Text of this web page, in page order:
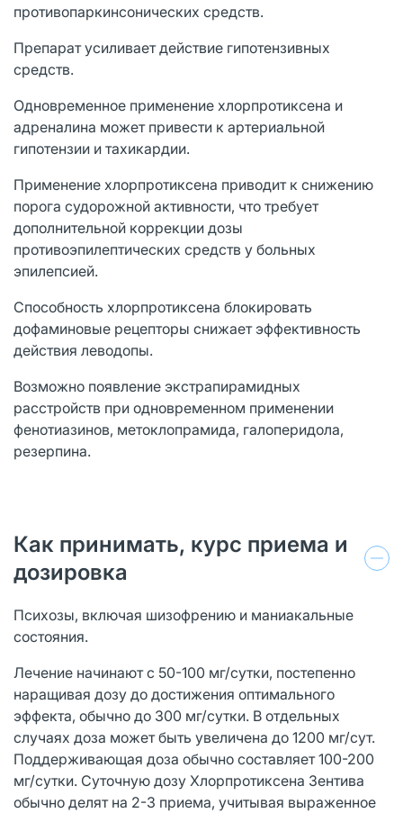
противопаркинсонических средств.
Препарат усиливает действие гипотензивных
средств.
Одновременное применение хлорпротиксена и
адреналина может привести к артериальной
гипотензии и тахикардии.
Применение хлорпротиксена приводит к снижению
порога судорожной активности, что требует
дополнительной коррекции дозы
противоэпилептических средств у больных
эпилепсией.
Способность хлорпротиксена блокировать
дофаминовые рецепторы снижает эффективность
действия леводопы.
Возможно появление экстрапирамидных
расстройств при одновременном применении
фенотиазинов, метоклопрамида, галоперидола,
резерпина.
Как принимать, курс приема и
дозировка
Психозы, включая шизофрению и маниакальные
состояния.
Лечение начинают с 50-100 мг/сутки, постепенно
наращивая дозу до достижения оптимального
эффекта, обычно до 300 мг/сутки. В отдельных
случаях доза может быть увеличена до 1200 мг/сут.
Поддерживающая доза обычно составляет 100-200
мг/сутки. Суточную дозу Хлорпротиксена Зентива
обычно делят на 2-3 приема, учитывая выраженное